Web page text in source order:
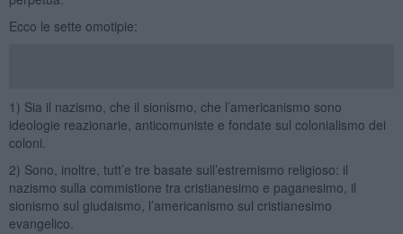
Ecco le sette omotipie:
1) Sia il nazismo, che il sionismo, che l’americanismo sono
ideologie reazionarie, anticomuniste e fondate sul colonialismo dei
coloni.
2) Sono, inoltre, tutt’e tre basate sull’estremismo religioso: il
nazismo sulla commistione tra cristianesimo e paganesimo, il
sionismo sul giudaismo, l’americanismo sul cristianesimo
evangelico.